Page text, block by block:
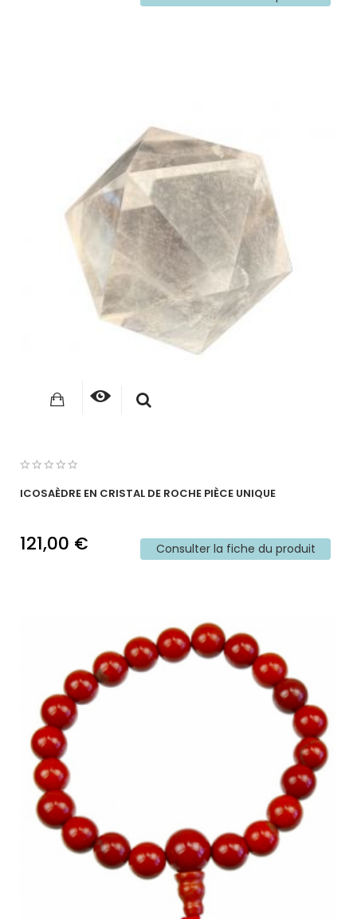
ICOSAÈDRE EN CRISTAL DE ROCHE PIÈCE UNIQUE
121,00 € Consulter la fiche du produit